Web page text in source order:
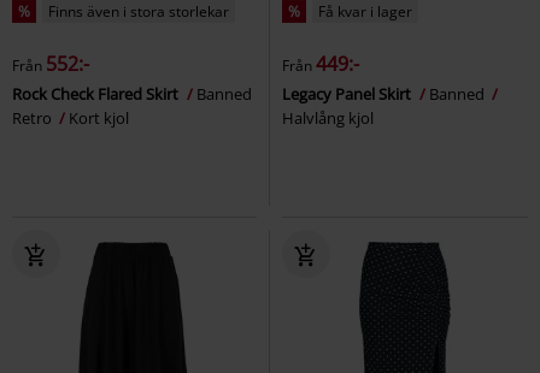
% Finns även i stora storlekar
Från 552:-
Rock Check Flared Skirt
Banned
Retro
Kort kjol
% Få kvar i lager
Från449:-
Legacy Panel Skirt
Banned
Halvlång kjol